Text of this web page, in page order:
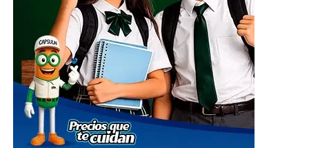
El centro de acopio principal estará ubicado en el
Parque Guanajuato Bicentenario, localizado en la
carretera de cuota kilómetro 3.8, comunidad Los
Rodríguez, en el municipio de Silao; además de las
oficinas del Sistema DIF Estatal Guanajuato ubicadas en
Paseo de la Presa # 89-A, Zona Centro, en la ciudad de
Guanajuato; así como en las instalaciones de los 46
Sistemas DIF Municipales del estado, donde las